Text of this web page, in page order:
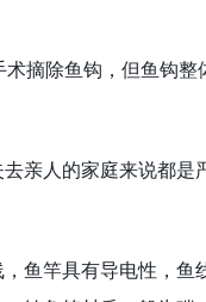
摘除鱼钩，但鱼钩整
亲人的家庭来说都是
鱼竿具有导电性，鱼